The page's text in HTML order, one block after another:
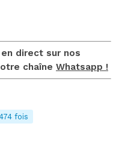
en direct sur nos
chaîne Whatsapp !
fois